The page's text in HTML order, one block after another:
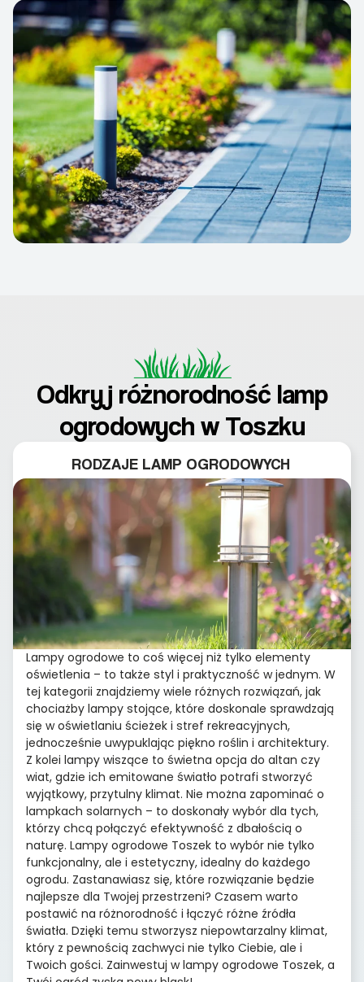
Odkryj różnorodność lamp
ogrodowych w Toszku
RODZAJE LAMP OGRODOWYCH
Lampy ogrodowe to coś więcej niż tylko elementy
oświetlenia – to także styl i praktyczność w jednym. W
tej kategorii znajdziemy wiele różnych rozwiązań, jak
chociażby lampy stojące, które doskonale sprawdzają
się w oświetlaniu ścieżek i stref rekreacyjnych,
jednocześnie uwypuklając piękno roślin i architektury.
Z kolei lampy wiszące to świetna opcja do altan czy
wiat, gdzie ich emitowane światło potrafi stworzyć
wyjątkowy, przytulny klimat. Nie można zapominać o
lampkach solarnych – to doskonały wybór dla tych,
którzy chcą połączyć efektywność z dbałością o
naturę. Lampy ogrodowe Toszek to wybór nie tylko
funkcjonalny, ale i estetyczny, idealny do każdego
ogrodu. Zastanawiasz się, które rozwiązanie będzie
najlepsze dla Twojej przestrzeni? Czasem warto
postawić na różnorodność i łączyć różne źródła
światła. Dzięki temu stworzysz niepowtarzalny klimat,
który z pewnością zachwyci nie tylko Ciebie, ale i
Twoich gości. Zainwestuj w lampy ogrodowe Toszek, a